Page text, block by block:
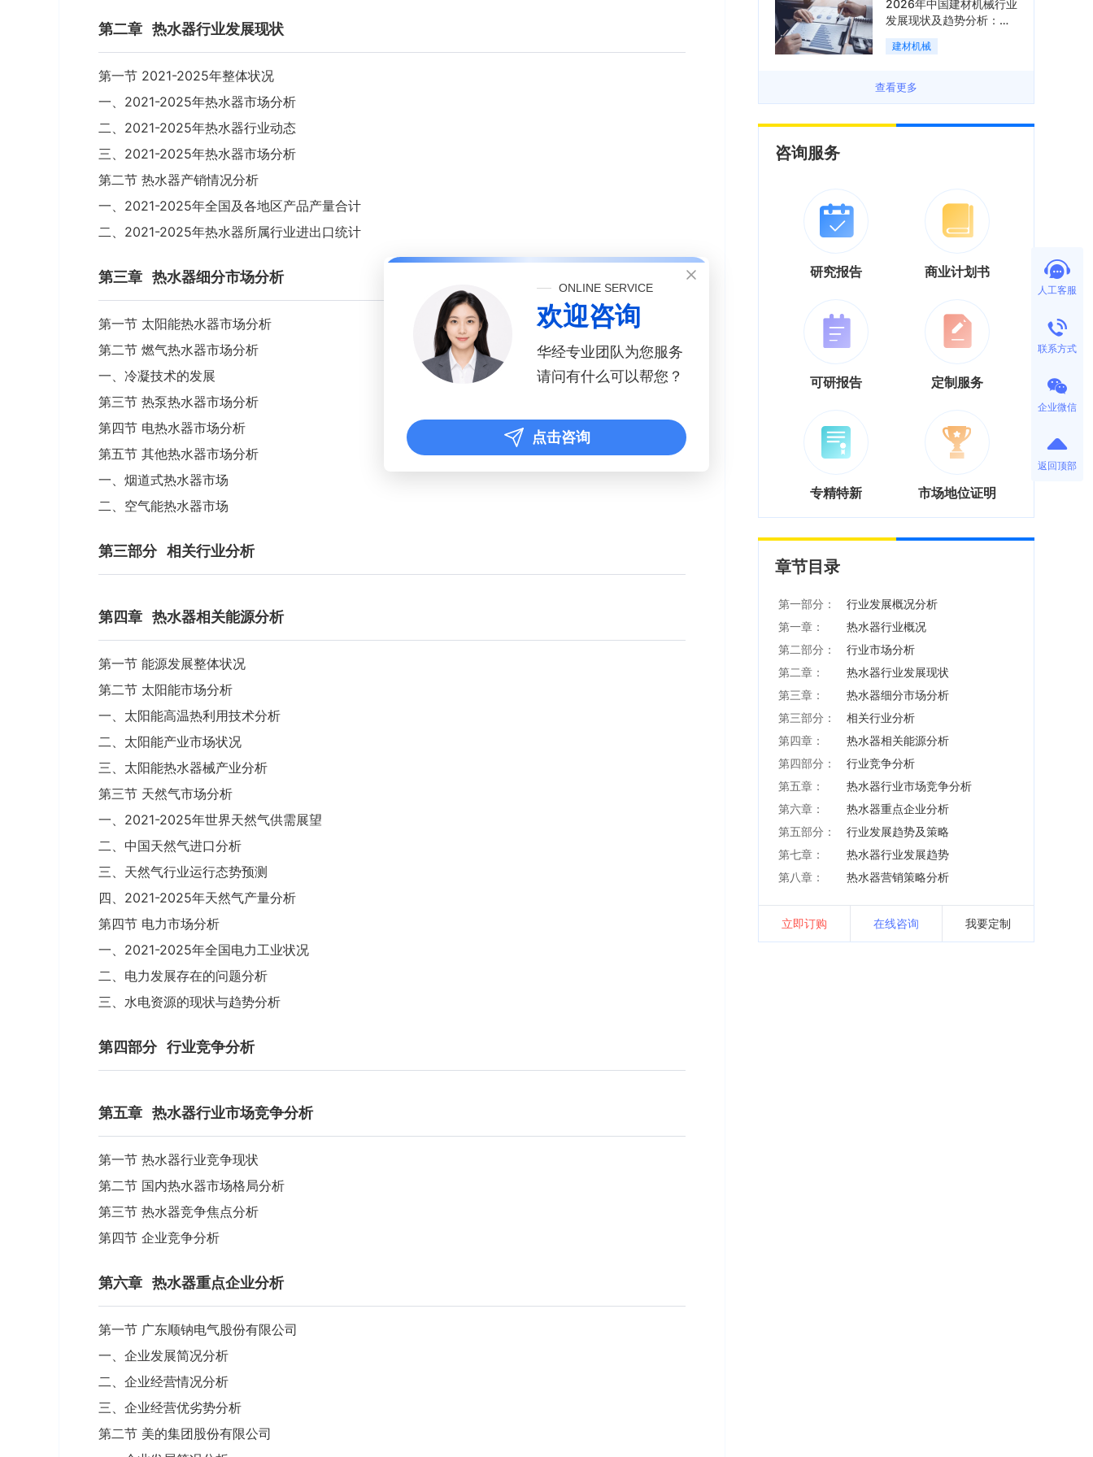
第二章 热水器行业发展现状
第一节 2021-2025年整体状况
一、2021-2025年热水器市场分析
二、2021-2025年热水器行业动态
三、2021-2025年热水器市场分析
第二节 热水器产销情况分析
一、2021-2025年全国及各地区产品产量合计
二、2021-2025年热水器所属行业进出口统计
第三章 热水器细分市场分析
第一节 太阳能热水器市场分析
第二节 燃气热水器市场分析
一、冷凝技术的发展
第三节 热泵热水器市场分析
第四节 电热水器市场分析
第五节 其他热水器市场分析
一、烟道式热水器市场
二、空气能热水器市场
第三部分 相关行业分析
第四章 热水器相关能源分析
第一节 能源发展整体状况
第二节 太阳能市场分析
一、太阳能高温热利用技术分析
二、太阳能产业市场状况
三、太阳能热水器械产业分析
第三节 天然气市场分析
一、2021-2025年世界天然气供需展望
二、中国天然气进口分析
三、天然气行业运行态势预测
四、2021-2025年天然气产量分析
第四节 电力市场分析
一、2021-2025年全国电力工业状况
二、电力发展存在的问题分析
三、水电资源的现状与趋势分析
第四部分 行业竞争分析
第五章 热水器行业市场竞争分析
第一节 热水器行业竞争现状
第二节 国内热水器市场格局分析
第三节 热水器竞争焦点分析
第四节 企业竞争分析
第六章 热水器重点企业分析
第一节 广东顺钠电气股份有限公司
一、企业发展简况分析
二、企业经营情况分析
三、企业经营优劣势分析
第二节 美的集团股份有限公司
2026年中国建材机械行业
发展现状及趋势分析：企
业加速向“装备+系统+服
务”综合服务商转型「图」
建材机械
查看更多
咨询服务
研究报告 商业计划书
可研报告 定制服务
专精特新 市场地位证明
章节目录
第一部分：
行业发展概况分析
第一章：
热水器行业概况
第二部分：
行业市场分析
第二章：
热水器行业发展现状
第三章：
热水器细分市场分析
第三部分：
相关行业分析
第四章：
热水器相关能源分析
第四部分：
行业竞争分析
第五章：
热水器行业市场竞争分析
第六章：
热水器重点企业分析
第五部分：
行业发展趋势及策略
第七章：
热水器行业发展趋势
第八章：
热水器营销策略分析
立即订购 在线咨询 我要定制
人工客服
联系方式
企业微信
返回顶部
ONLINE SERVICE
欢迎咨询
华经专业团队为您服务
请问有什么可以帮您？
点击咨询